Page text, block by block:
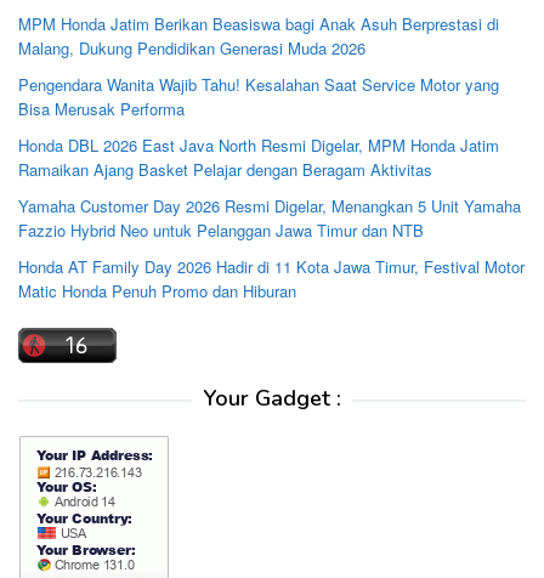
MPM Honda Jatim Berikan Beasiswa bagi Anak Asuh Berprestasi di
Malang, Dukung Pendidikan Generasi Muda 2026
Pengendara Wanita Wajib Tahu! Kesalahan Saat Service Motor yang
Bisa Merusak Performa
Honda DBL 2026 East Java North Resmi Digelar, MPM Honda Jatim
Ramaikan Ajang Basket Pelajar dengan Beragam Aktivitas
Yamaha Customer Day 2026 Resmi Digelar, Menangkan 5 Unit Yamaha
Fazzio Hybrid Neo untuk Pelanggan Jawa Timur dan NTB
Honda AT Family Day 2026 Hadir di 11 Kota Jawa Timur, Festival Motor
Matic Honda Penuh Promo dan Hiburan
Your Gadget :